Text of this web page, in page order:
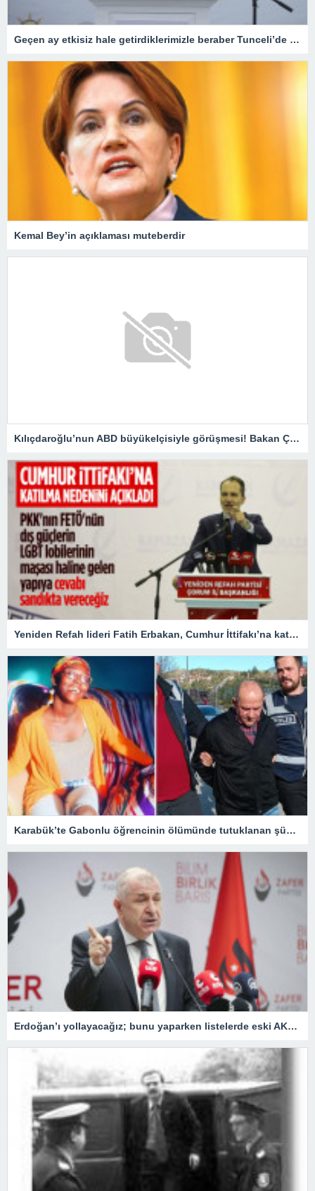
Geçen ay etkisiz hale getirdiklerimizle beraber Tunceli’de terörist kalmadı
Kemal Bey’in açıklaması muteberdir
Kılıçdaroğlu’nun ABD büyükelçisiyle görüşmesi! Bakan Çavuşoğlu: Doğru bir hareket değildir
Yeniden Refah lideri Fatih Erbakan, Cumhur İttifakı’na katılma nedenini açıkladı
Karabük’te Gabonlu öğrencinin ölümünde tutuklanan şüphelinin avukatı: Müvekkilim Dina’yı arabaya alarak hastaneye götürmeye çalışmış
Erdoğan’ı yollayacağız; bunu yaparken listelerde eski AKP’liler, FETÖ’cüler ve PKK sempatizanlarına yer vermeyeceğiz